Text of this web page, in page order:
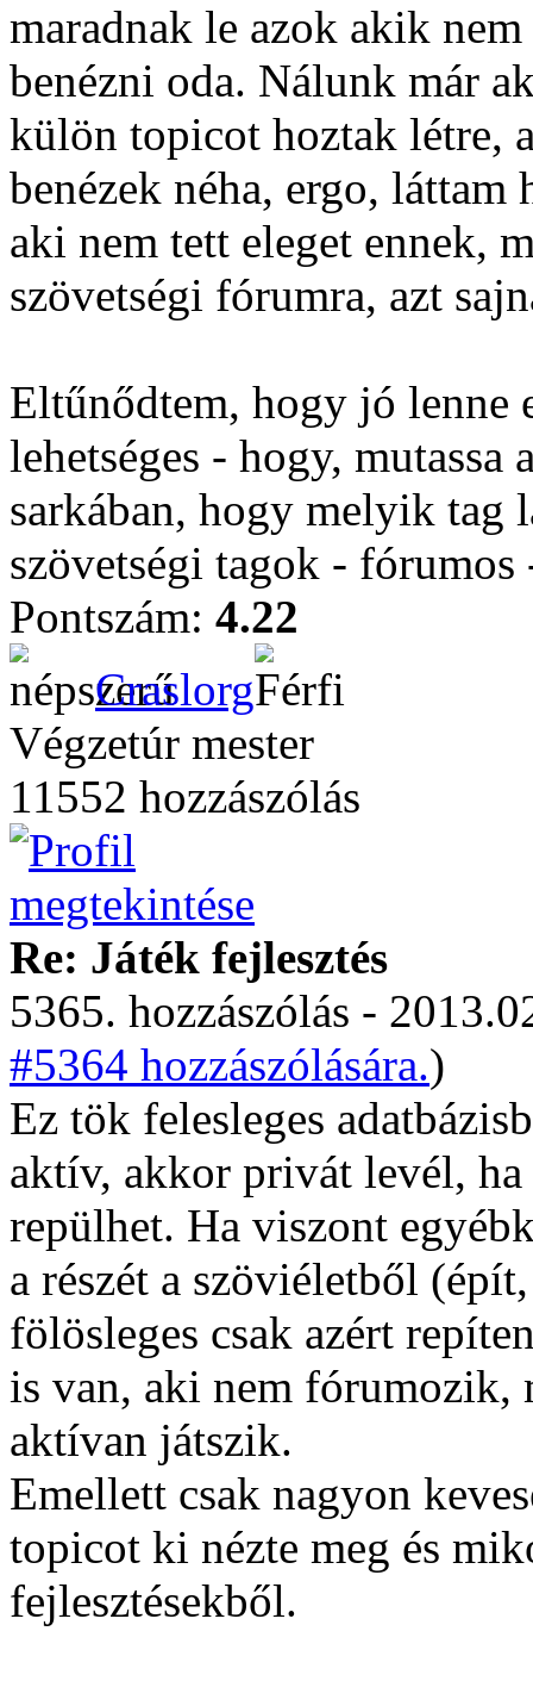
maradnak le azok akik
benézni oda. Nálunk már
külön topicot hoztak létre,
benézek néha, ergo,
aki nem tett eleget ennek,
szövetségi fórumra, azt
Eltűnődtem, hogy jó lenne
lehetséges - hogy,
sarkában, hogy melyik tag
szövetségi tagok -
Pontszám: 4.22
Craslorg
Végzetúr mester
11552 hozzászólás
Re: Játék fejlesztés
5365. hozzászólás -
#5364 hozzászólására.)
Ez tök felesleges
aktív, akkor privát levél,
repülhet. Ha viszont
a részét a szöviéletből
fölösleges csak azért
is van, aki nem fórumozik,
aktívan játszik.
Emellett csak nagyon
topicot ki nézte meg és
fejlesztésekből.